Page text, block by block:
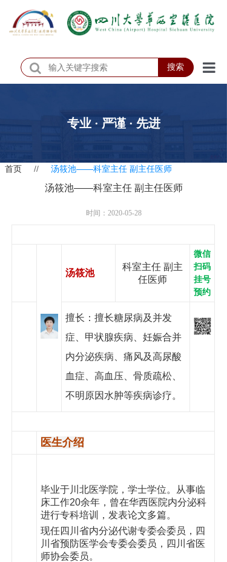
搜索
患者服务
健康须知
专业 · 严谨 · 先进
汤筱池——科室主任 副主任医师
时间：2020-05-28
汤筱池
科室主任 副主
任医师
微信
扫码
挂号
预约
擅长：擅长糖尿病及并发
症、甲状腺疾病、妊娠合并
内分泌疾病、痛风及高尿酸
血症、高血压、骨质疏松、
不明原因水肿等疾病诊疗。
医生介绍
毕业于川北医学院，学士学位。从事临
床工作20余年，曾在华西医院内分泌科
进行专科培训，发表论文多篇。
现任四川省内分泌代谢专委会委员，四
川省预防医学会专委会委员，四川省医
师协会委员。
首页 // 汤筱池——科室主任 副主任医师